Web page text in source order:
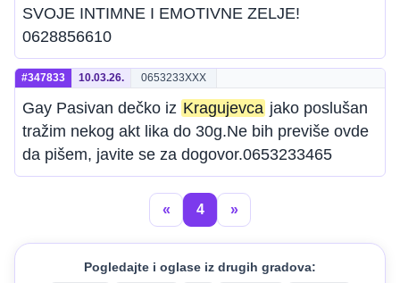
SVOJE INTIMNE I EMOTIVNE ZELJE!
0628856610
#347833 10.03.26. 0653233XXX
Gay Pasivan dečko iz Kragujevca jako poslušan
tražim nekog akt lika do 30g.Ne bih previše ovde
da pišem, javite se za dogovor.0653233465
« 4 »
Pogledajte i oglase iz drugih gradova: